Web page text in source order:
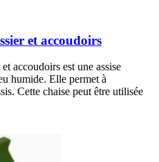
et accoudoirs
accoudoirs est une assise
humide. Elle permet à
Cette chaise peut être utilisée